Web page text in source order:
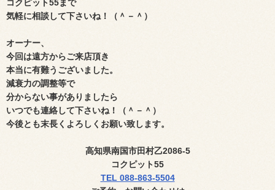
コクピット55まで
気軽に相談して下さいね！（＾－＾）
オーナー、
今回は遠方からご来店頂き
本当に有難うございました。
減衰力の調整等で
分からない事がありましたら
いつでも連絡して下さいね！（＾－＾）
今後とも末長くよろしくお願い致します。
高知県南国市田村乙2086-5
コクピット55
TEL 088-863-5504